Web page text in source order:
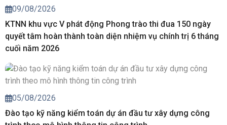
09/08/2026
KTNN khu vực V phát động Phong trào thi đua 150 ngày
quyết tâm hoàn thành toàn diện nhiệm vụ chính trị 6 tháng
cuối năm 2026
05/08/2026
Đào tạo kỹ năng kiểm toán dự án đầu tư xây dựng công